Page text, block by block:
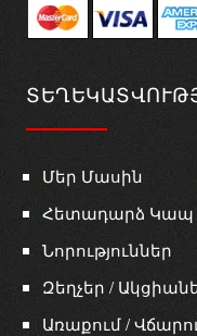
Մեր Մասին
Հետադարձ Կապ
Նորություններ
Զեղչեր /
Առաքում /